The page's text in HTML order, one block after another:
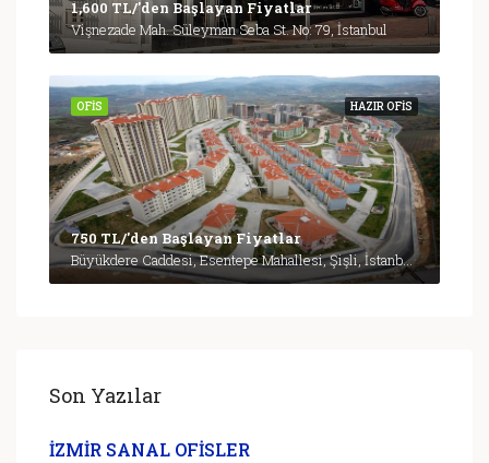
1,600 TL/'den Başlayan Fiyatlar
Vişnezade Mah. Süleyman Seba St. No: 79, İstanbul
HAZIR OFIS
OFIS
750 TL/'den Başlayan Fiyatlar
Büyükdere Caddesi, Esentepe Mahallesi, Şişli, İstanbul, Marmara Bölgesi, 3430, Türkiye, İstanbul
Son Yazılar
İZMİR SANAL OFİSLER